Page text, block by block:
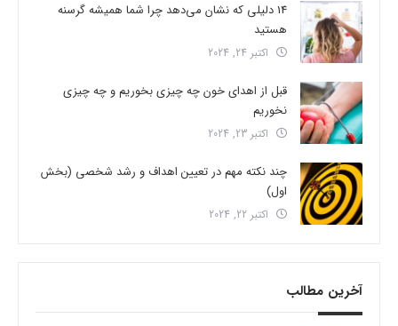
14 دلیلی که نشان می‌دهد چرا شما همیشه گرسنه
هستید
اکتبر 24, 2024
قبل از اهدای خون چه چیزی بخوریم و چه چیزی
نخوریم
اکتبر 23, 2024
چند نکته مهم در تعیین اهداف و رشد شخصی (بخش
اول)
اکتبر 22, 2024
آخرین مطالب